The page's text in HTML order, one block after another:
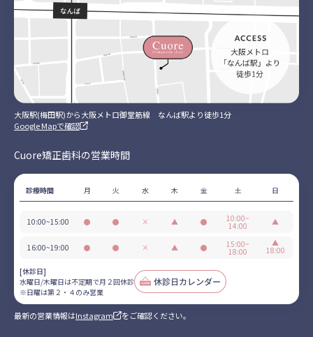
大阪駅(梅田駅)から大阪メトロ御堂筋線 なんば駅より徒歩1分
Google Mapで確認
Cuore矯正歯科の営業時間
診療時間 月 火 水 木 金 土 日
10:00~15:00
●
業
●
業
×
診
▲
定
期
月
２
回
休
診
●
業
10:00~
14:00
▲
曜
は
み
16:00~19:00
●
●
×
診
▲
定
期
で
回
●
業
15:00~
18:00
▲
18:00
[休診日]
水曜日/木曜日は不定期で月２回休診
※日曜は第２・４のみ営業
最新の営業情報はInstagram をご確認ください。